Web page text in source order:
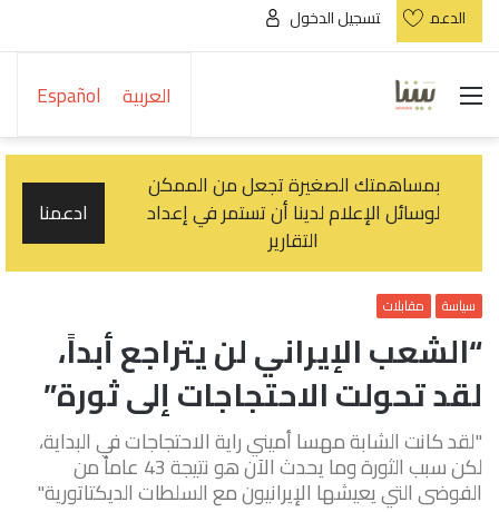
الدعم تسجيل الدخول
العربية Español القائمة
بمساهمتك الصغيرة تجعل من الممكن
لوسائل الإعلام لدينا أن تستمر في إعداد
التقارير
ادعمنا
سياسة مقابلات
“الشعب الإيراني لن يتراجع أبداً،
لقد تحولت الاحتجاجات إلى ثورة”
"لقد كانت الشابة مهسا أميني راية الاحتجاجات في البداية،
لكن سبب الثورة وما يحدث الآن هو نتيجة 43 عاماً من
الفوضى التي يعيشها الإيرانيون مع السلطات الديكتاتورية"